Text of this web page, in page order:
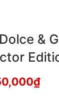
&
₫